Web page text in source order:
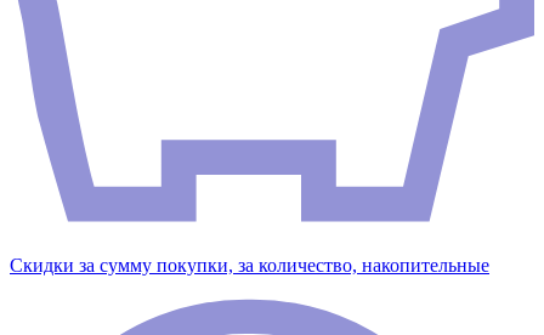
Скидки за сумму покупки, за количество, накопительные